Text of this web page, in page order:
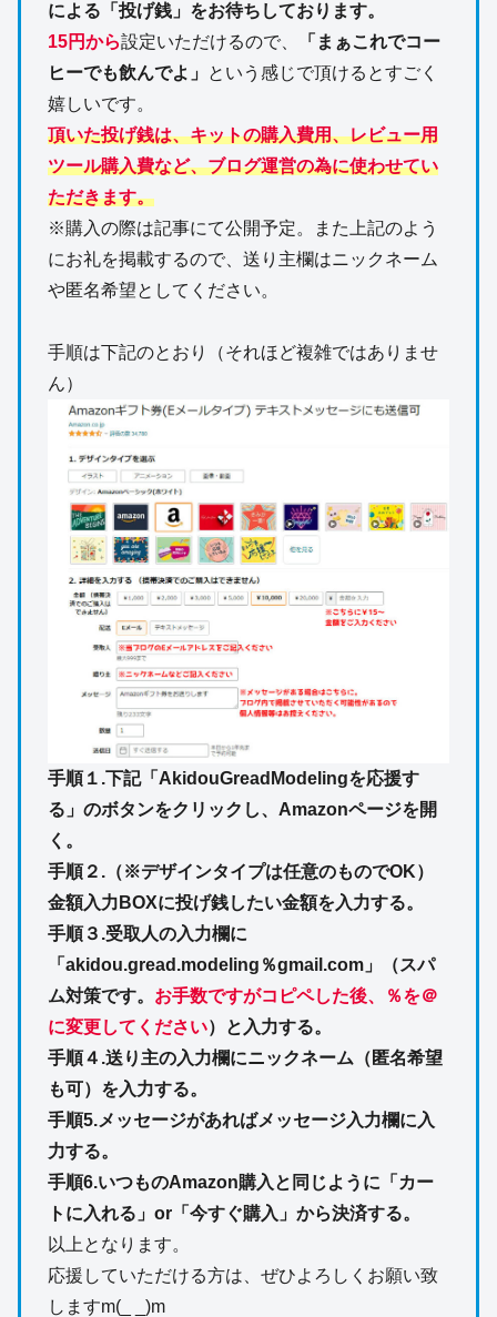
による「投げ銭」をお待ちしております。
15円から設定いただけるので、
「まぁこれでコー
ヒーでも飲んでよ」 という感じで頂けるとすごく
嬉しいです。
頂いた投げ銭は、キットの購入費用、レビュー用
ツール購入費など、ブログ運営の為に使わせてい
ただきます。
※購入の際は記事にて公開予定。また上記のよう
にお礼を掲載するので、送り主欄はニックネーム
や匿名希望としてください。
手順は下記のとおり（それほど複雑ではありませ
ん）
手順１.下記「AkidouGreadModelingを応援す
る」のボタンをクリックし、Amazonページを開
く。
手順２.（※デザインタイプは任意のものでOK）
金額入力BOXに投げ銭したい金額を入力する。
手順３.受取人の入力欄に
「akidou.gread.modeling％gmail.com」（スパ
ム対策です。 お手数ですがコピペした後、％を＠
に変更してください）と入力する。
手順４.送り主の入力欄にニックネーム（匿名希望
も可）を入力する。
手順5.メッセージがあればメッセージ入力欄に入
力する。
手順6.いつものAmazon購入と同じように「カー
トに入れる」or「今すぐ購入」から決済する。
以上となります。
応援していただける方は、ぜひよろしくお願い致
しますm(_ _)m